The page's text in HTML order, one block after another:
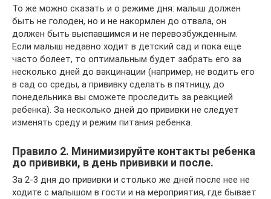
То же можно сказать и о режиме дня: малыш должен
быть не голоден, но и не накормлен до отвала, он
должен быть выспавшимся и не перевозбужденным.
Если малыш недавно ходит в детский сад и пока еще
часто болеет, то оптимальным будет забрать его за
несколько дней до вакцинации (например, не водить его
в сад со среды, а прививку сделать в пятницу, до
понедельника вы сможете проследить за реакцией
ребенка). За несколько дней до прививки не следует
изменять среду и режим питания ребенка.
Правило 2. Минимизируйте контакты ребенка
до прививки, в день прививки и после.
За 2-3 дня до прививки и столько же дней после нее не
ходите с малышом в гости и на мероприятия, где бывает